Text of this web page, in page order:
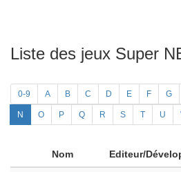
Liste des jeux Super
0-9 A B C D E F G
N O P Q R S T U
Nom Editeur/